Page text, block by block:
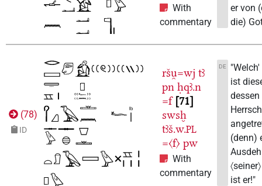
With
commentary
er von
die)
(78)
ID
ršu̯=wj tꜣ
pn ḥqꜣ.n
=f 71
swsḫ
tꜣš.w.PL
=〈f〉 pw
With
commentary
DE
ist
dessen
(denn)
ist er!"